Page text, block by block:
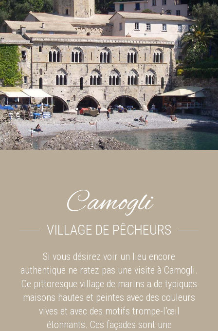
Camogli
VILLAGE DE PÊCHEURS
Si vous désirez voir un lieu encore
authentique ne ratez pas une visite à Camogli.
Ce pittoresque village de marins a de typiques
maisons hautes et peintes avec des couleurs
vives et avec des motifs trompe-l’œil
étonnants. Ces façades sont une